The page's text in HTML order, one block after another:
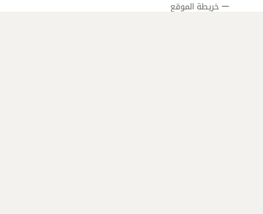
خريطة الموقع